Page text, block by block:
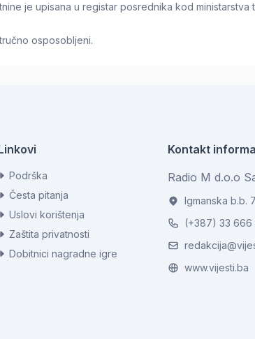
je upisana u registar posrednika kod ministarstva
osposobljeni.
Podrška
Česta pitanja
Uslovi korištenja
Zaštita privatnosti
Dobitnici nagradne igre
Kontakt
Radio M d.o.o
Igmanska b.b.
(+387) 33 666
www.vijesti.ba